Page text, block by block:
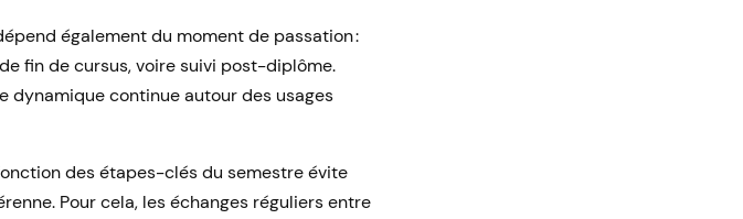
également du moment de passation :
fin de cursus, voire suivi post-diplôme.
dynamique continue autour des usages
des étapes-clés du semestre évite
Pour cela, les échanges réguliers entre